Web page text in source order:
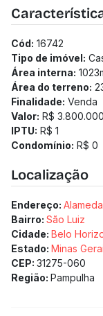
Galpão com 75 m²
Venha fazer um
Solicitamos a
Cód: 16742
Tipo de imóvel:
Área interna: 1023
Área do terreno:
Finalidade: Venda
Valor: R$ 3.800.000
IPTU: R$ 1
Condomínio: R$ 0
Localização
Endereço:
Bairro: São Luiz
Cidade: Belo
Estado: Minas
CEP: 31275-060
Região: Pampulha